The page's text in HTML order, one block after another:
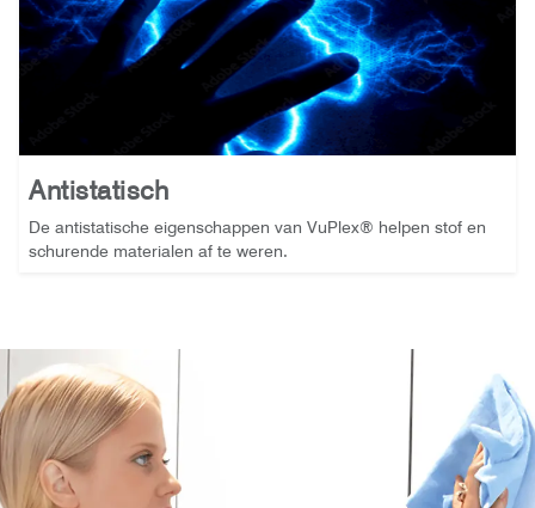
Antistatisch
De antistatische eigenschappen van VuPlex® helpen stof en
schurende materialen af ​​te weren.